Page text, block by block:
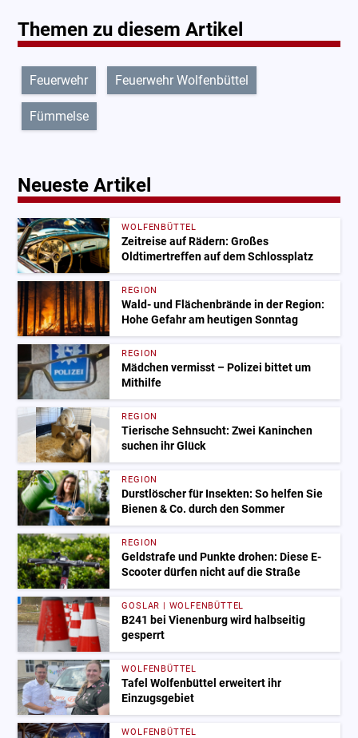
Themen zu diesem Artikel
Feuerwehr Feuerwehr Wolfenbüttel
Fümmelse
Neueste Artikel
WOLFENBÜTTEL
Zeitreise auf Rädern: Großes
Oldtimertreffen auf dem Schlossplatz
REGION
Wald- und Flächenbrände in der Region:
Hohe Gefahr am heutigen Sonntag
REGION
Mädchen vermisst – Polizei bittet um
Mithilfe
REGION
Tierische Sehnsucht: Zwei Kaninchen
suchen ihr Glück
REGION
Durstlöscher für Insekten: So helfen Sie
Bienen & Co. durch den Sommer
REGION
Geldstrafe und Punkte drohen: Diese E-
Scooter dürfen nicht auf die Straße
GOSLAR | WOLFENBÜTTEL
B241 bei Vienenburg wird halbseitig
gesperrt
WOLFENBÜTTEL
Tafel Wolfenbüttel erweitert ihr
Einzugsgebiet
WOLFENBÜTTEL